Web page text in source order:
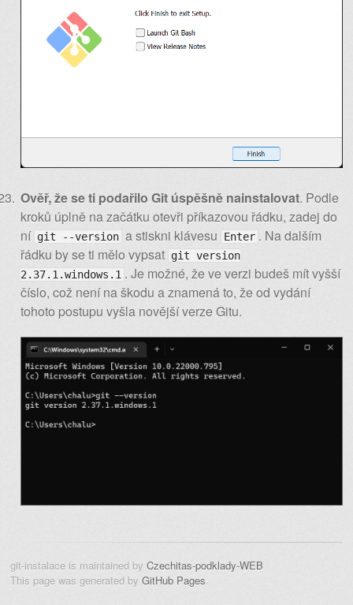
Ověř, že se ti podařilo Git úspěšně nainstalovat. Podle
kroků úplně na začátku otevři příkazovou řádku, zadej do
ní git --version a stiskni klávesu Enter . Na dalším
řádku by se ti mělo vypsat git version
2.37.1.windows.1 . Je možné, že ve verzi budeš mít vyšší
číslo, což není na škodu a znamená to, že od vydání
tohoto postupu vyšla novější verze Gitu.
git-instalace is maintained byCzechitas-podklady-WEB
This page was generated byGitHub Pages.